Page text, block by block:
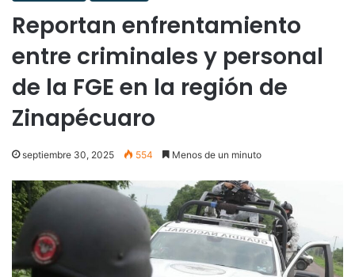
Reportan enfrentamiento
entre criminales y personal
de la FGE en la región de
Zinapécuaro
septiembre 30, 2025 554 Menos de un minuto